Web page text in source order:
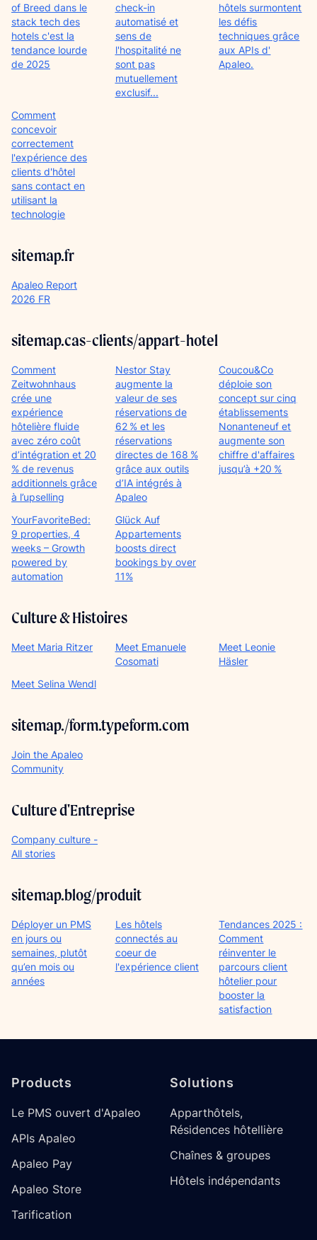
of Breed dans le
stack tech des
hotels c'est la
tendance lourde
de 2025
check-in
automatisé et
sens de
l'hospitalité ne
sont pas
mutuellement
exclusif...
hôtels surmontent
les défis
techniques grâce
aux APIs d'
Apaleo.
Comment
concevoir
correctement
l'expérience des
clients d'hôtel
sans contact en
utilisant la
technologie
sitemap.fr
Apaleo Report
2026 FR
sitemap.cas-clients/appart-hotel
Comment
Zeitwohnhaus
crée une
expérience
hôtelière fluide
avec zéro coût
d’intégration et 20
% de revenus
additionnels grâce
à l’upselling
Nestor Stay
augmente la
valeur de ses
réservations de
62 % et les
réservations
directes de 168 %
grâce aux outils
d’IA intégrés à
Apaleo
Coucou&Co
déploie son
concept sur cinq
établissements
Nonanteneuf et
augmente son
chiffre d'affaires
jusqu’à +20 %
YourFavoriteBed:
9 properties, 4
weeks – Growth
powered by
automation
Glück Auf
Appartements
boosts direct
bookings by over
11%
Culture & Histoires
Meet Maria Ritzer
Meet Emanuele
Cosomati
Meet Leonie
Häsler
Meet Selina Wendl
sitemap./form.typeform.com
Join the Apaleo
Community
Culture d'Entreprise
Company culture -
All stories
sitemap.blog/produit
Déployer un PMS
en jours ou
semaines, plutôt
qu’en mois ou
années
Les hôtels
connectés au
coeur de
l'expérience client
Tendances 2025 :
Comment
réinventer le
parcours client
hôtelier pour
booster la
satisfaction
Products
Le PMS ouvert d'Apaleo
APIs Apaleo
Apaleo Pay
Apaleo Store
Tarification
Solutions
Apparthôtels,
Résidences hôtellière
Chaînes & groupes
Hôtels indépendants